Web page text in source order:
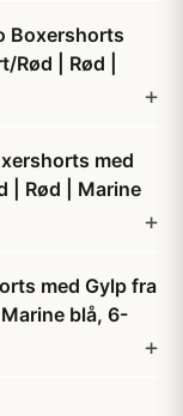
Boxershorts
| Rød |
med
| Rød | Marine
med Gylp fra
blå, 6-